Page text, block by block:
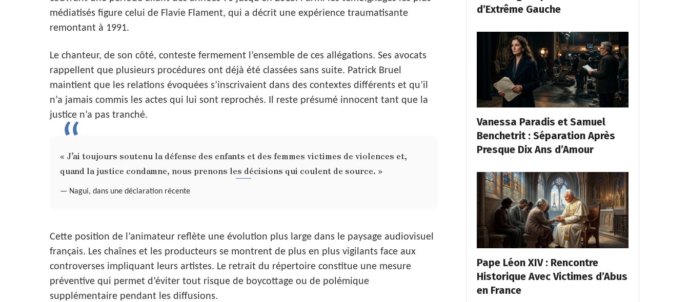
médiatisés figure celui de Flavie Flament, qui a décrit une expérience traumatisante
remontant à 1991.
Le chanteur, de son côté, conteste fermement l’ensemble de ces allégations. Ses avocats
rappellent que plusieurs procédures ont déjà été classées sans suite. Patrick Bruel
maintient que les relations évoquées s’inscrivaient dans des contextes différents et qu’il
n’a jamais commis les actes qui lui sont reprochés. Il reste présumé innocent tant que la
justice n’a pas tranché.
« J’ai toujours soutenu la défense des enfants et des femmes victimes de violences et,
quand la justice condamne, nous prenons les décisions qui coulent de source. »
— Nagui, dans une déclaration récente
Cette position de l’animateur reflète une évolution plus large dans le paysage audiovisuel
français. Les chaînes et les producteurs se montrent de plus en plus vigilants face aux
controverses impliquant leurs artistes. Le retrait du répertoire constitue une mesure
préventive qui permet d’éviter tout risque de boycottage ou de polémique
supplémentaire pendant les diffusions.
d’Extrême Gauche
Vanessa Paradis et Samuel
Benchetrit : Séparation Après
Presque Dix Ans d’Amour
Pape Léon XIV : Rencontre
Historique Avec Victimes d’Abus
en France